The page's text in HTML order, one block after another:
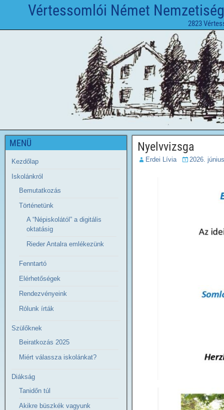
Vértessomlói Német
2823
Nyelvvizsga
Erdei Lívia 2026.
MENÜ
Kezdőlap
Iskolánkról
Bemutatkozás
Történetünk
A “Népiskolától” a digitális
oktatásig
Rieder Antalra emlékezünk
Fenntartó
Elérhetőségek
Rendezvényeink
Rólunk írták
Szülőknek
Beiratkozás 2025
Miért válassza iskolánkat?
Diákság
Tanidőn túl
Akikre büszkék vagyunk